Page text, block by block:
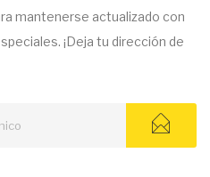
mantenerse actualizado con
¡Deja tu dirección de